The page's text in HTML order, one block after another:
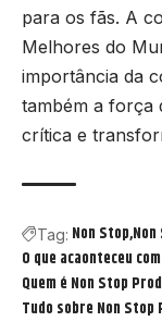
para os fãs. A
Melhores do
importância da
também a força
crítica e
Tag: Non Stop
O que acaonteceu
Quem é Non Stop
Tudo sobre Non Stop